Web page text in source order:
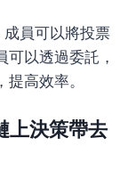
員可以將投票
以透過委託，
高效率。
上決策帶去